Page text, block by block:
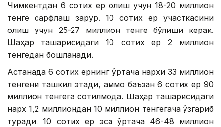
Чимкентдан 6 сотих ер олиш учун 18-20 миллион
тенге сарфлаш зарур. 10 сотих ер участкасини
олиш учун 25-27 миллион тенге бўлиши керак.
Шаҳар ташқарисидаги 10 сотих ер 2 миллион
тенгедан бошланади.
Астанада 6 сотих ернинг ўртача нархи 33 миллион
тенгени ташкил этади, аммо баъзан 6 сотих ер 90
миллион тенгега сотилмоқда. Шаҳар ташқарисидаги
нарх 1,2 миллиондан 10 миллион тенгегача ўзгариб
туради. 10 сотих ер эса ўртача 46-48 миллион